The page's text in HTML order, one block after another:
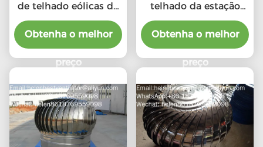
de telhado eólicas de
aço inoxidável 201 LC-
BEST de tamanho 500
mm para fábrica
Obtenha o melhor
preço
telhado da estação
chuvosa com o preço
do benefício material
Obtenha o melhor
preço